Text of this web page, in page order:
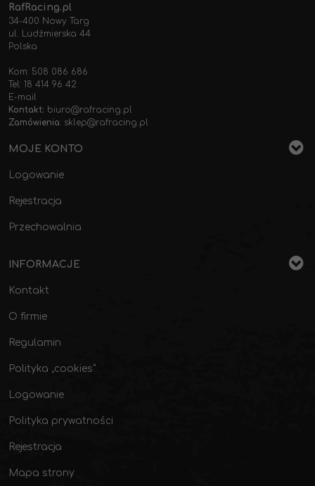
RafRacing.pl
34-400 Nowy Targ
ul. Ludźmierska 44
Polska
Kom: 508 086 686
Tel: 18 414 96 42
E-mail
Kontakt: biuro@rafracing.pl
Zamówienia: sklep@rafracing.pl
MOJE KONTO
Logowanie
Rejestracja
Przechowalnia
INFORMACJE
Kontakt
O firmie
Regulamin
Polityka „cookies”
Logowanie
Polityka prywatności
Rejestracja
Mapa strony